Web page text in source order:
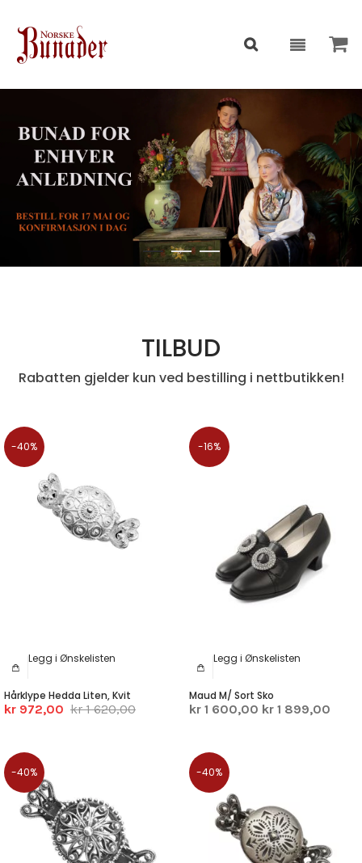
TILBUD
Rabatten gjelder kun ved bestilling i nettbutikken!
-40%
Legg i Ønskelisten
Hårklype Hedda Liten, Kvit
kr 972,00 kr 1 620,00
-16%
Legg i Ønskelisten
Maud M/ Sort Sko
kr 1 600,00 kr 1 899,00
-40% -40%